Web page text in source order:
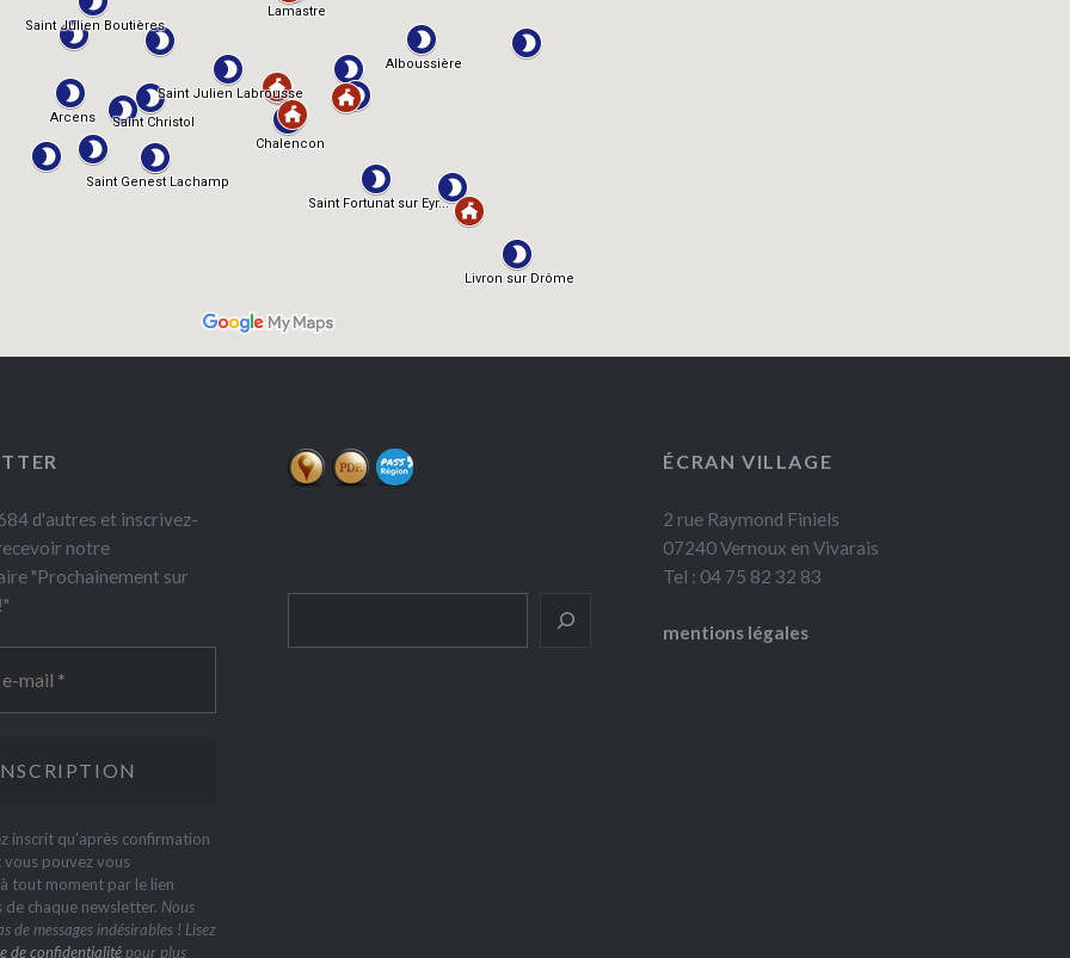
d'autres et inscrivez-
notre
"Prochainement sur
inscrit qu'après confirmation
vous pouvez vous
tout moment par le lien
de chaque newsletter. Nous
de messages indésirables ! Lisez
de confidentialitépour plus
ÉCRAN VILLAGE
2 rue Raymond Finiels
07240 Vernoux en Vivarais
Tel : 04 75 82 32 83
mentions légales